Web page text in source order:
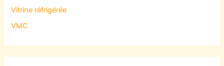
Vitrine réfrigérée
VMC